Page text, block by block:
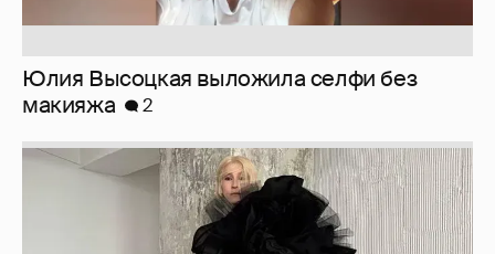
Юлия Высоцкая выложила селфи без
макияжа
2